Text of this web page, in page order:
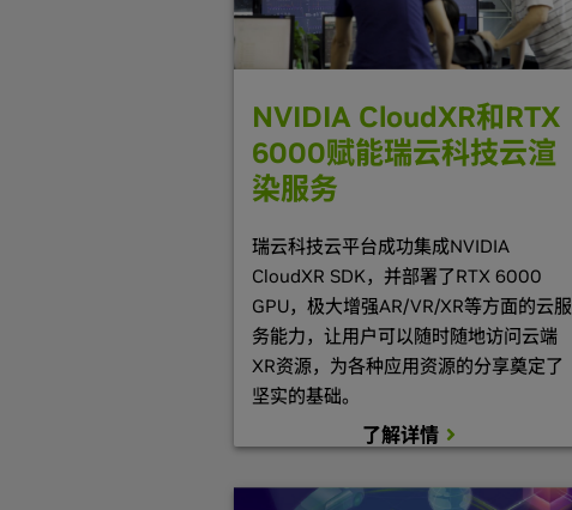
NVIDIA CloudXR和RTX
6000赋能瑞云科技云渲
染服务
瑞云科技云平台成功集成NVIDIA
CloudXR SDK，并部署了RTX 6000
GPU，极大增强AR/VR/XR等方面的云服
务能力，让用户可以随时随地访问云端
XR资源，为各种应用资源的分享奠定了
坚实的基础。
了解详情